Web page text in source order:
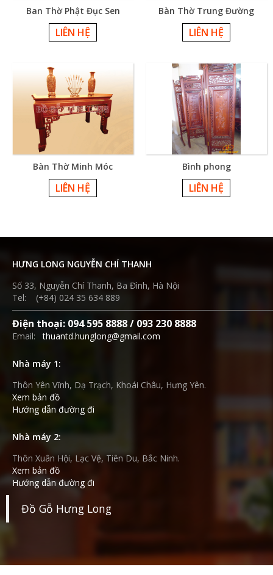
Ban Thờ Phật Đục Sen
LIÊN HỆ
Bàn Thờ Trung Đường
LIÊN HỆ
Bàn Thờ Minh Móc
LIÊN HỆ
Bình phong
LIÊN HỆ
HƯNG LONG NGUYỄN CHÍ THANH
Số 33, Nguyễn Chí Thanh, Ba Đình, Hà Nội
Tel: (+84) 024 35 634 889
Điện thoại: 094 595 8888 / 093 230 8888
Email:thuantd.hunglong@gmail.com
Nhà máy 1:
Thôn Yên Vĩnh, Dạ Trạch, Khoái Châu, Hưng Yên.
Xem bản đồ
Hướng dẫn đường đi
Nhà máy 2:
Thôn Xuân Hội, Lạc Vệ, Tiên Du, Bắc Ninh.
Xem bản đồ
Hướng dẫn đường đi
Đồ Gỗ Hưng Long